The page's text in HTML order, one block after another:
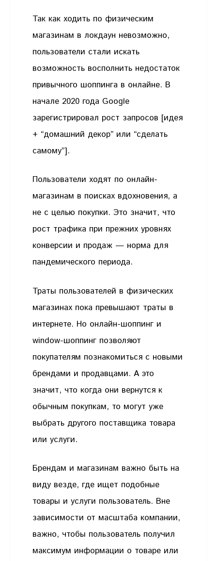
Так как ходить по физическим
магазинам в локдаун невозможно,
пользователи стали искать
возможность восполнить недостаток
привычного шоппинга в онлайне. В
начале 2020 года Google
зарегистрировал рост запросов [идея
+ “домашний декор” или “сделать
самому”].
Пользователи ходят по онлайн-
магазинам в поисках вдохновения, а
не с целью покупки. Это значит, что
рост трафика при прежних уровнях
конверсии и продаж — норма для
пандемического периода.
Траты пользователей в физических
магазинах пока превышают траты в
интернете. Но онлайн-шоппинг и
window-шоппинг позволяют
покупателям познакомиться с новыми
брендами и продавцами. А это
значит, что когда они вернутся к
обычным покупкам, то могут уже
выбрать другого поставщика товара
или услуги.
Брендам и магазинам важно быть на
виду везде, где ищет подобные
товары и услуги пользователь. Вне
зависимости от масштаба компании,
важно, чтобы пользователь получил
максимум информации о товаре или